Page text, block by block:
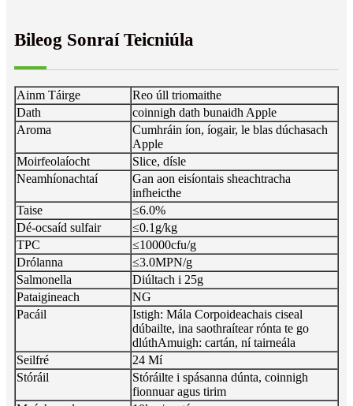
Bileog Sonraí Teicniúla
Ainm Táirge
Reo úll triomaithe
Dath
coinnigh dath bunaidh Apple
Aroma
Cumhráin íon, íogair, le blas dúchasach
Apple
Moirfeolaíocht
Slice, dísle
Neamhíonachtaí
Gan aon eisíontais sheachtracha
infheicthe
Taise
≤6.0%
Dé-ocsaíd sulfair
≤0.1g/kg
TPC
≤10000cfu/g
Drólanna
≤3.0MPN/g
Salmonella
Diúltach i 25g
Pataigineach
NG
Pacáil
Istigh: Mála Corpoideachais ciseal
dúbailte, ina saothraítear rónta te go
dlúthAmuigh: cartán, ní tairneála
Seilfré
24 Mí
Stóráil
Stóráilte i spásanna dúnta, coinnigh
fionnuar agus tirim